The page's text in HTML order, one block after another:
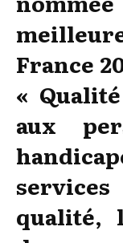
France
«
aux
qualité,